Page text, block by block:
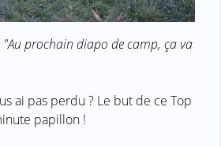
"Au prochain diapo de camp, ça va
ai pas perdu ? Le but de ce Top
papillon !